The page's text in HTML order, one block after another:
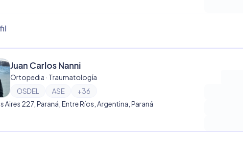
Juan Carlos Nanni
Ortopedia · Traumatología
OSDEL
ASE +36
Aires 227, Paraná, Entre Ríos, Argentina, Paraná